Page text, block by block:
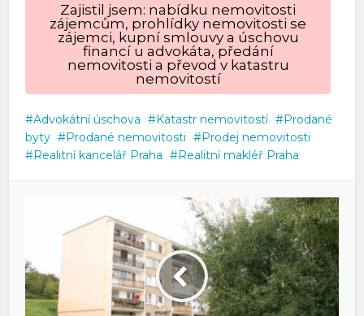
Zajistil jsem: nabídku nemovitosti
zájemcům, prohlídky nemovitosti se
zájemci, kupní smlouvy a úschovu
financí u advokáta, předání
nemovitosti a převod v katastru
nemovitostí
Advokátní úschova Katastr nemovitostí
Prodané
byty
Prodané nemovitosti
Prodej nemovitosti
Realitní kancelář Praha
Realitní makléř Praha